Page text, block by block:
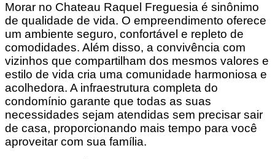
Morar no Chateau Raquel Freguesia é sinônimo
de qualidade de vida. O empreendimento oferece
um ambiente seguro, confortável e repleto de
comodidades. Além disso, a convivência com
vizinhos que compartilham dos mesmos valores e
estilo de vida cria uma comunidade harmoniosa e
acolhedora. A infraestrutura completa do
condomínio garante que todas as suas
necessidades sejam atendidas sem precisar sair
de casa, proporcionando mais tempo para você
aproveitar com sua família.